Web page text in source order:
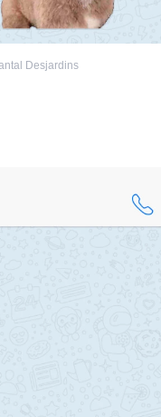
Desjardins